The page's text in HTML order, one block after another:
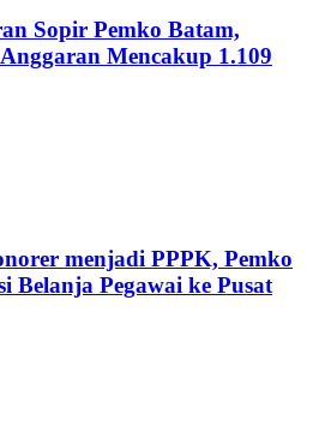
Sopir Pemko Batam,
Mencakup 1.109
menjadi PPPK, Pemko
Belanja Pegawai ke Pusat